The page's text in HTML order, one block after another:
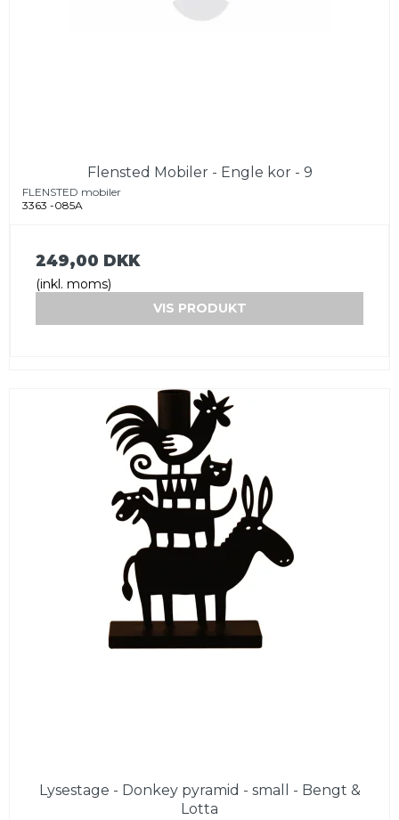
Flensted Mobiler - Engle kor - 9
FLENSTED mobiler
3363 -085A
249,00 DKK
(inkl. moms)
VIS PRODUKT
Lysestage - Donkey pyramid - small - Bengt &
Lotta